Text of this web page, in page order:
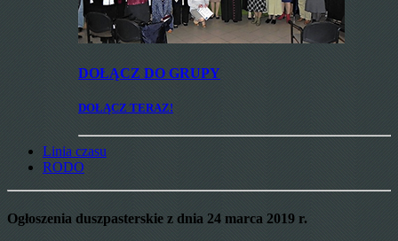
DOŁĄCZ DO GRUPY
DOŁĄCZ TERAZ!
Linia czasu
RODO
Ogłoszenia duszpasterskie z dnia 24 marca 2019 r.